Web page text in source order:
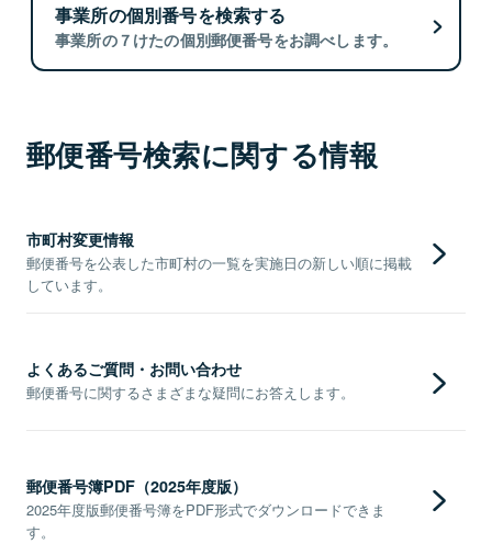
事業所の個別番号を検索する
事業所の７けたの個別郵便番号をお調べします。
郵便番号検索に関する情報
市町村変更情報
郵便番号を公表した市町村の一覧を実施日の新しい順に掲載
しています。
よくあるご質問・お問い合わせ
郵便番号に関するさまざまな疑問にお答えします。
郵便番号簿PDF（2025年度版）
2025年度版郵便番号簿をPDF形式でダウンロードできま
す。